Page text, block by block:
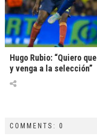
Hugo Rubio: “Quiero
y venga a la selección”
COMMENTS: 0